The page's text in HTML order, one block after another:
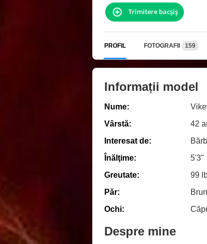
Trimitere bacşiş
PROFIL FOTOGRAFII 159
Informații model
Nume:
Vârstă:
42
Interesat de:
Înălţime:
5'3"
Greutate:
99
Păr:
Ochi:
Despre mine